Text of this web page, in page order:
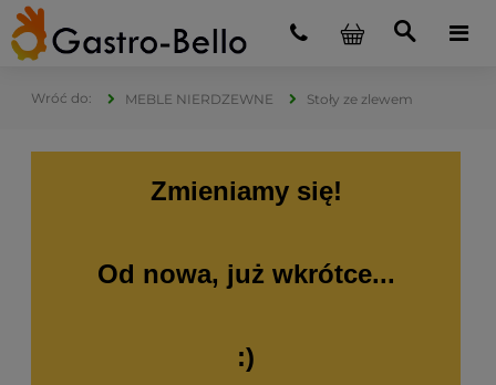
MEBLE NIERDZEWNE Stoły ze zlewem
Zmieniamy się!
Od nowa, już wkrótce...
:)